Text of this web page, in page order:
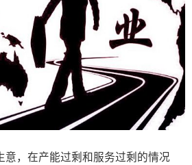
，在产能过剩和服务过剩的情况